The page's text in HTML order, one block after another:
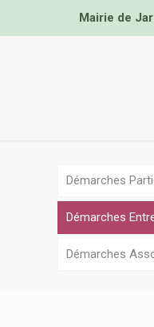
Mairie de
Démarches
Démarches
Démarches